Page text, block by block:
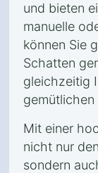
und bieten
manuelle
können Sie
Schatten
gleichzeitig
Mit einer
nicht nur
sondern